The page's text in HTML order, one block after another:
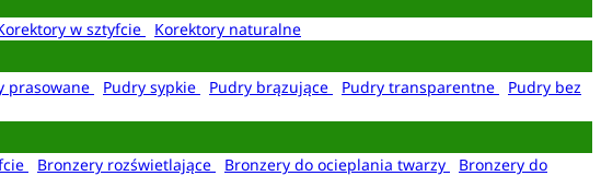
w sztyfcie
Korektory naturalne
prasowane Pudry sypkie Pudry brązujące Pudry transparentne
Pudry bez
Bronzery rozświetlające Bronzery do ocieplania twarzy
Bronzery do